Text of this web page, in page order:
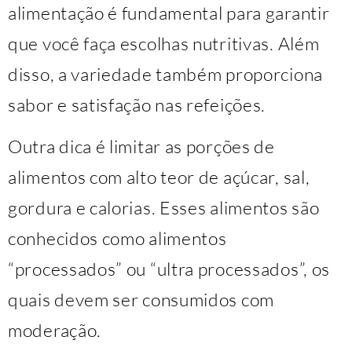
alimentação é fundamental para garantir
que você faça escolhas nutritivas. Além
disso, a variedade também proporciona
sabor e satisfação nas refeições.
Outra dica é limitar as porções de
alimentos com alto teor de açúcar, sal,
gordura e calorias. Esses alimentos são
conhecidos como alimentos
“processados” ou “ultra processados”, os
quais devem ser consumidos com
moderação.